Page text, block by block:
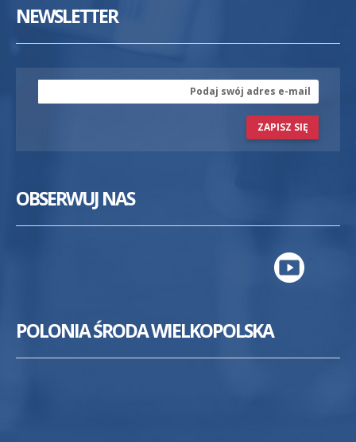
NEWSLETTER
ZAPISZ SIĘ
OBSERWUJ NAS
POLONIA ŚRODA WIELKOPOLSKA